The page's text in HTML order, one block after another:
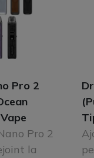
Pro 2
Pro 2
la